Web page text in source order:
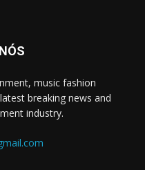
music fashion
breaking news and
industry.